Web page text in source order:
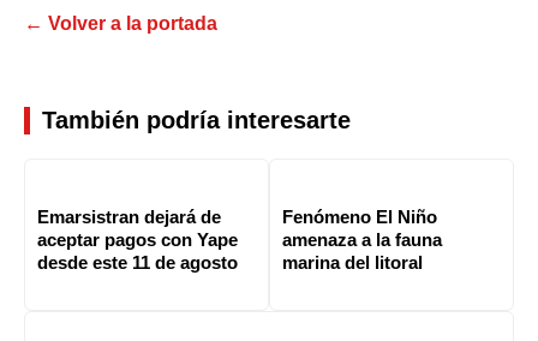
← Volver a la portada
También podría interesarte
Emarsistran dejará de
aceptar pagos con Yape
desde este 11 de agosto
Fenómeno El Niño
amenaza a la fauna
marina del litoral